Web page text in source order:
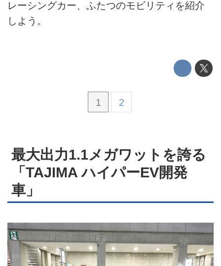
プライバシーポリシー
レーシングカー、ふたつのモビリティを紹介
しよう。
1 2
最大出力1.1メガワットを誇る
「TAJIMA ハイパーEV開発
車」